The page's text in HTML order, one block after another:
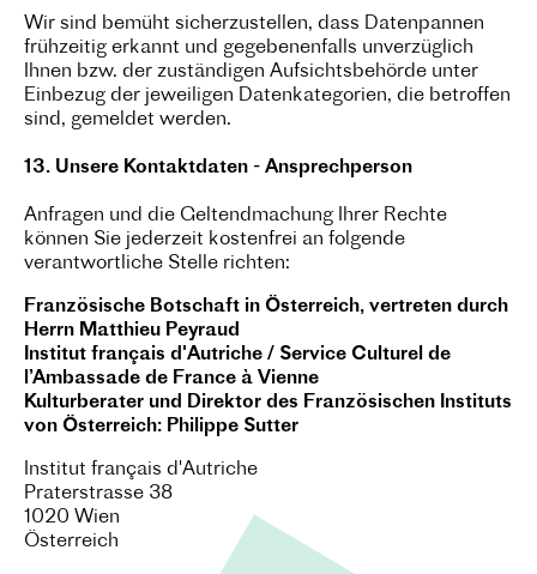
Wir sind bemüht sicherzustellen, dass Datenpannen
frühzeitig erkannt und gegebenenfalls unverzüglich
Ihnen bzw. der zuständigen Aufsichtsbehörde unter
Einbezug der jeweiligen Datenkategorien, die betroffen
sind, gemeldet werden.
13. Unsere Kontaktdaten - Ansprechperson
Anfragen und die Geltendmachung Ihrer Rechte
können Sie jederzeit kostenfrei an folgende
verantwortliche Stelle richten:
Französische Botschaft in Österreich, vertreten durch
Herrn Matthieu Peyraud
Institut français d'Autriche / Service Culturel de
l’Ambassade de France à Vienne
Kulturberater und Direktor des Französischen Instituts
von Österreich: Philippe Sutter
Institut français d'Autriche
Praterstrasse 38
1020 Wien
Österreich